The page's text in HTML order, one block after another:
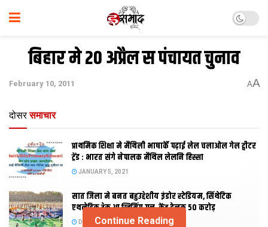
बिहार मे 20 अप्रैल स पंचायत चुनाव
February 10, 2011 AA
दोसर समाचार
प्राथमिक शि‍क्षा मे मैथि‍ली भाषाकेँ पढ़ाई लेल चलाओल गेल ट्वीटर
ट्रेंड : भारत संगे नेपालक मैथिल लेलनि हिस्सा
JANUARY 5, 2021
सात जिला मे बनत बहुउद्देशीय इंडोर स्‍टेडि‍यम, सिंथेटिक
एथलेटिक ट्रेक आ स्विमिंग पुल, केंद्र देलक 50 करोड़
DECEMBER 26, 2020
Continue Reading